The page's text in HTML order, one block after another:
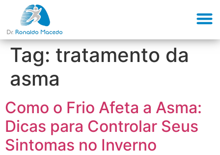
Tag: tratamento da
asma
Como o Frio Afeta a Asma:
Dicas para Controlar Seus
Sintomas no Inverno